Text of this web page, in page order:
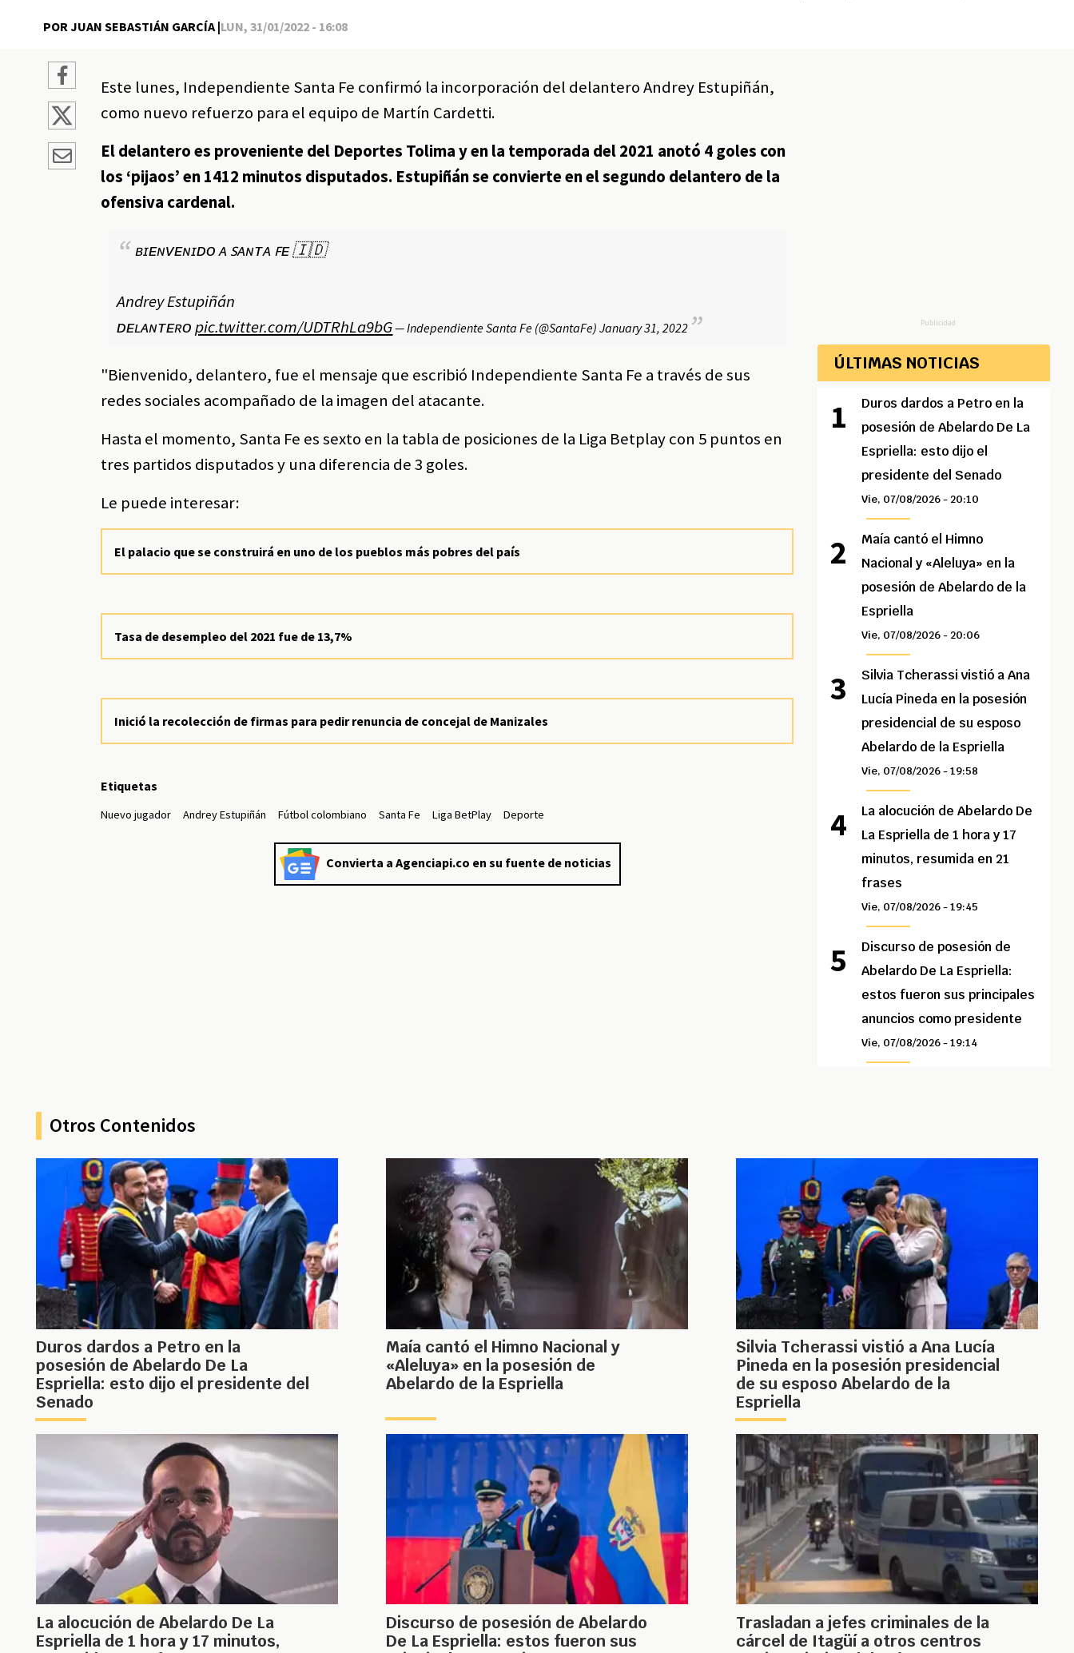
POR JUAN SEBASTIÁN GARCÍA |LUN, 31/01/2022 - 16:08
Este lunes, Independiente Santa Fe confirmó la incorporación del delantero Andrey Estupiñán,
como nuevo refuerzo para el equipo de Martín Cardetti.
El delantero es proveniente del Deportes Tolima y en la temporada del 2021 anotó 4 goles con
los ‘pijaos’ en 1412 minutos disputados. Estupiñán se convierte en el segundo delantero de la
ofensiva cardenal.
ʙɪᴇɴᴠᴇɴɪᴅᴏ ᴀ ꜱᴀɴᴛᴀ ꜰᴇ 🇮🇩
Andrey Estupiñán
ᴅᴇʟᴀɴᴛᴇʀᴏpic.twitter.com/UDTRhLa9bG— Independiente Santa Fe (@SantaFe)January 31, 2022
"Bienvenido, delantero, fue el mensaje que escribió Independiente Santa Fe a través de sus
redes sociales acompañado de la imagen del atacante.
Hasta el momento, Santa Fe es sexto en la tabla de posiciones de la Liga Betplay con 5 puntos en
tres partidos disputados y una diferencia de 3 goles.
Le puede interesar:
El palacio que se construirá en uno de los pueblos más pobres del país
Tasa de desempleo del 2021 fue de 13,7%
Inició la recolección de firmas para pedir renuncia de concejal de Manizales
Etiquetas
Nuevo jugador Andrey Estupiñán Fútbol colombiano Santa Fe Liga BetPlay Deporte
Convierta a Agenciapi.co en su fuente de noticias
Publicidad
ÚLTIMAS NOTICIAS
Duros dardos a Petro en la
posesión de Abelardo De La
Espriella: esto dijo el
presidente del Senado
Vie, 07/08/2026 - 20:10
Maía cantó el Himno
Nacional y «Aleluya» en la
posesión de Abelardo de la
Espriella
Vie, 07/08/2026 - 20:06
Silvia Tcherassi vistió a Ana
Lucía Pineda en la posesión
presidencial de su esposo
Abelardo de la Espriella
Vie, 07/08/2026 - 19:58
La alocución de Abelardo De
La Espriella de 1 hora y 17
minutos, resumida en 21
frases
Vie, 07/08/2026 - 19:45
Discurso de posesión de
Abelardo De La Espriella:
estos fueron sus principales
anuncios como presidente
Vie, 07/08/2026 - 19:14
Otros Contenidos
Duros dardos a Petro en la
posesión de Abelardo De La
Espriella: esto dijo el presidente del
Senado
Maía cantó el Himno Nacional y
«Aleluya» en la posesión de
Abelardo de la Espriella
Silvia Tcherassi vistió a Ana Lucía
Pineda en la posesión presidencial
de su esposo Abelardo de la
Espriella
La alocución de Abelardo De La
Espriella de 1 hora y 17 minutos,
Discurso de posesión de Abelardo
De La Espriella: estos fueron sus
Trasladan a jefes criminales de la
cárcel de Itagüí a otros centros